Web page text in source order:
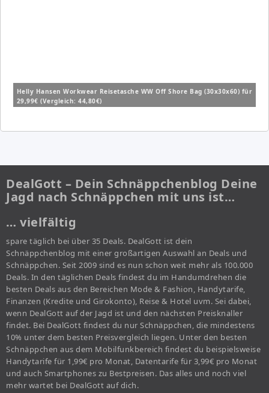
Helly Hansen Workwear Reisetasche WW Off Shore Bag (30x30x60) für
29,99€ (Vergleich: 44,80€)
DealGott – Dein Schnäppchenblog Deine
Jagd nach Schnäppchen mit uns ist…
… vielfältig
spare täglich bei über 35 Deals. DealGott ist dein
Schnäppchenblog mit einer großartigen Auswahl an Deals und
Schnäppchen. Seit 2009 sind es nun schon weit mehr als 100.000
Deals. In den täglichen Deals findest du im Handumdrehen die
besten Deals aus den Bereichen Mode & Fashion, Handytarife,
Finanzen (Kredite und Girokonto), Reise & Hotel uvm. Sei dabei,
wenn DealGott auf der Jagd ist und den nächsten Preisknaller
findet. Bei DealGott findest du nur Schnäppchen, die mindestens
10% unter dem besten Preisvergleich liegen. Unter den besten
Schnäppchen aus dem Mobilfunkbereich findest du beispielsweise
Handytarife für 1,99€ pro Monat, Datentarife für 3,99€ pro Monat
und auch Smartphones zu Bestpreisen. Das alles und noch viel
mehr wartet bei DealGott auf dich.